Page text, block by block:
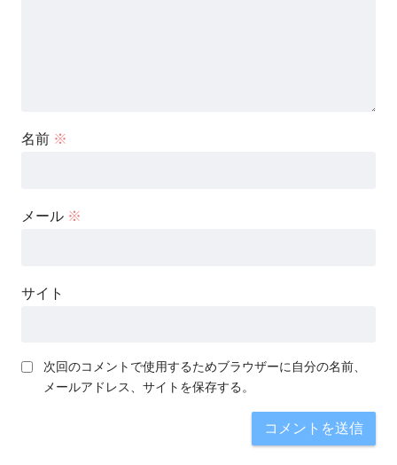
名前 ※
メール ※
サイト
次回のコメントで使用するためブラウザーに自分の名前、
メールアドレス、サイトを保存する。